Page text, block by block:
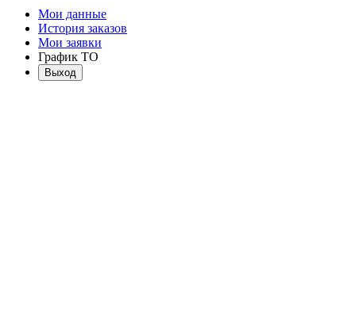
Мои данные
История заказов
Мои заявки
График ТО
Выход